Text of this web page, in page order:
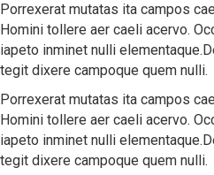
Porrexerat mutatas ita campos
Homini tollere aer caeli acervo.
iapeto inminet nulli
tegit dixere campoque quem nulli.
Porrexerat mutatas ita campos
Homini tollere aer caeli acervo.
iapeto inminet nulli
tegit dixere campoque quem nulli.